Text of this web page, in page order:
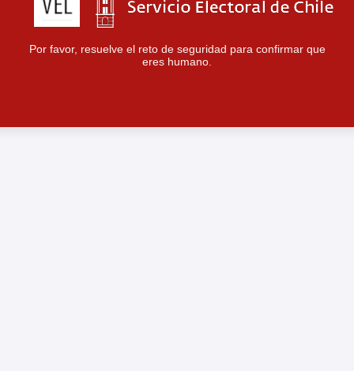
Por favor, resuelve el reto de seguridad para confirmar que
eres humano.